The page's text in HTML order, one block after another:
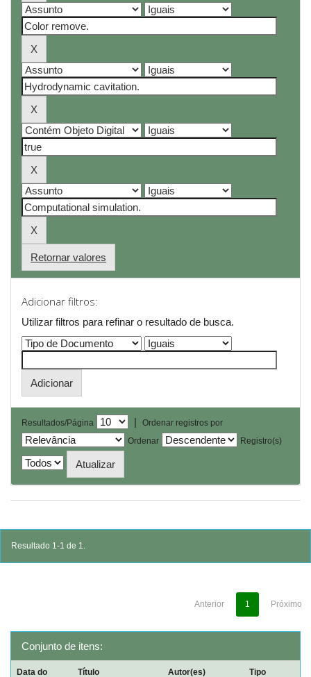
Retornar valores
Adicionar filtros:
Utilizar filtros para refinar o resultado de busca.
Resultados/Página |
Ordenar registros por
Ordenar
Registro(s)
Resultado 1-1 de 1.
Anterior 1 Próximo
Conjunto de itens:
Data do
Título Autor(es) Tipo